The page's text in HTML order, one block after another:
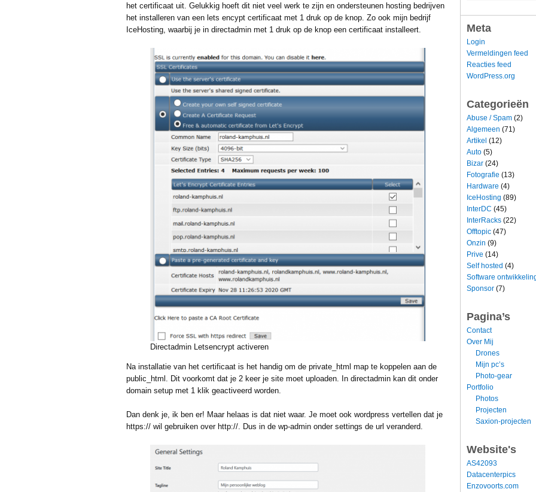
het certificaat uit. Gelukkig hoeft dit niet veel werk te zijn en ondersteunen hosting bedrijven
het installeren van een lets encypt certificaat met 1 druk op de knop. Zo ook mijn bedrijf
IceHosting, waarbij je in directadmin met 1 druk op de knop een certificaat installeert.
Directadmin Letsencrypt activeren
Na installatie van het certificaat is het handig om de private_html map te koppelen aan de
public_html. Dit voorkomt dat je 2 keer je site moet uploaden. In directadmin kan dit onder
domain setup met 1 klik geactiveerd worden.
Dan denk je, ik ben er! Maar helaas is dat niet waar. Je moet ook wordpress vertellen dat je
https:// wil gebruiken over http://. Dus in de wp-admin onder settings de url veranderd.
Meta
Login
Vermeldingen feed
Reacties feed
WordPress.org
Categorieën
Abuse / Spam (2)
Algemeen (71)
Artikel (12)
Auto (5)
Bizar (24)
Fotografie (13)
Hardware (4)
IceHosting (89)
InterDC (45)
InterRacks (22)
Offtopic (47)
Onzin (9)
Prive (14)
Self hosted (4)
Software
Sponsor (7)
Pagina’s
Contact
Over Mij
Drones
Mijn pc’s
Photo-gear
Portfolio
Photos
Projecten
Saxion-projecten
Website's
AS42093
Datacenterpics
Enzovoorts.com